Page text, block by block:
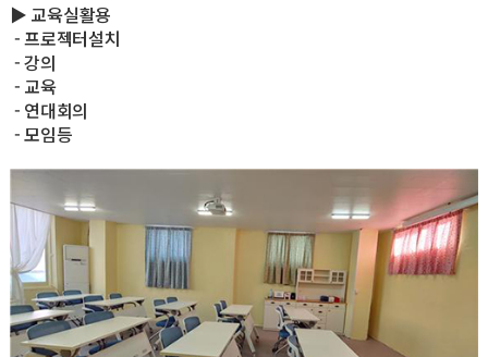
▶ 교육실활용
- 프로젝터설치
- 강의
- 교육
- 연대회의
- 모임등